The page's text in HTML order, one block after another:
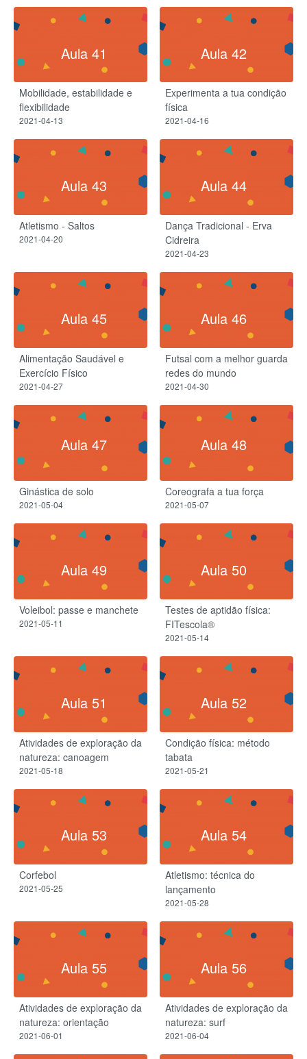
Aula 41
Mobilidade, estabilidade e
flexibilidade
2021-04-13
Aula 42
Experimenta a tua condição
física
2021-04-16
Aula 43
Atletismo - Saltos
2021-04-20
Aula 44
Dança Tradicional - Erva
Cidreira
2021-04-23
Aula 45
Alimentação Saudável e
Exercício Físico
2021-04-27
Aula 46
Futsal com a melhor guarda
redes do mundo
2021-04-30
Aula 47
Ginástica de solo
2021-05-04
Aula 48
Coreografa a tua força
2021-05-07
Aula 49
Voleibol: passe e manchete
2021-05-11
Aula 50
Testes de aptidão física:
FITescola®
2021-05-14
Aula 51
Atividades de exploração da
natureza: canoagem
2021-05-18
Aula 52
Condição física: método
tabata
2021-05-21
Aula 53
Corfebol
2021-05-25
Aula 54
Atletismo: técnica do
lançamento
2021-05-28
Aula 55
Atividades de exploração da
natureza: orientação
2021-06-01
Aula 56
Atividades de exploração da
natureza: surf
2021-06-04